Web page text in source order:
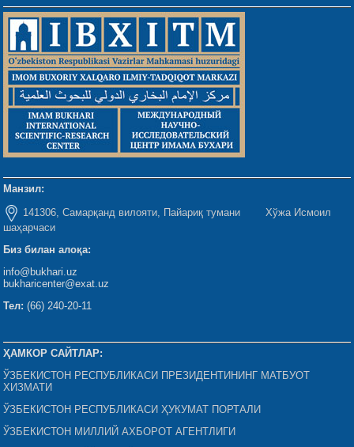
Манзил:
141306, Самарқанд вилояти, Пайариқ тумани Хўжа Исмоил
шаҳарчаси
Биз билан алоқа:
info@bukhari.uz
bukharicenter@exat.uz
Тел: (66) 240-20-11
ҲАМКОР САЙТЛАР:
ЎЗБЕКИСТОН РЕСПУБЛИКАСИ ПРЕЗИДЕНТИНИНГ МАТБУОТ
ХИЗМАТИ
ЎЗБЕКИСТОН РЕСПУБЛИКАСИ ҲУКУМАТ ПОРТАЛИ
ЎЗБЕКИСТОН МИЛЛИЙ АХБОРОТ АГЕНТЛИГИ